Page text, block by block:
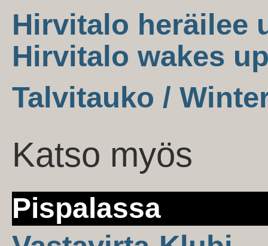
Hirvitalo heräilee
Hirvitalo wakes
Talvitauko /
Katso myös
Pispalassa